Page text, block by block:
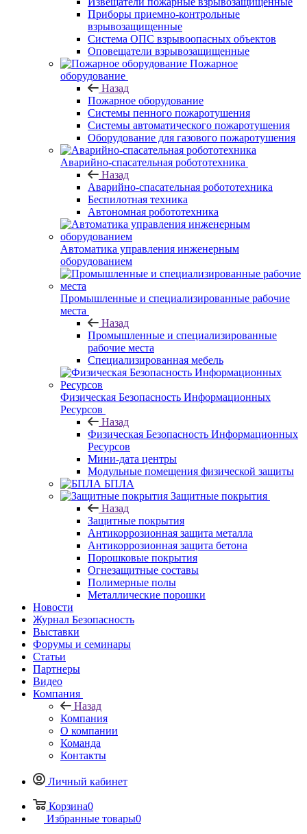
Приборы приемно-контрольные
взрывозащищенные
Система ОПС взрывоопасных объектов
Оповещатели взрывозащищенные
Пожарное
оборудование
Назад
Пожарное оборудование
Системы пенного пожаротушения
Системы автоматического пожаротушения
Оборудование для газового пожаротушения
Аварийно-спасательная робототехника
Назад
Аварийно-спасательная робототехника
Беспилотная техника
Автономная робототехника
Автоматика управления инженерным
оборудованием
Промышленные и специализированные рабочие
места
Назад
Промышленные и специализированные
рабочие места
Специализированная мебель
Физическая Безопасность Информационных
Ресурсов
Назад
Физическая Безопасность Информационных
Ресурсов
Мини-дата центры
Модульные помещения физической защиты
БПЛА
Защитные покрытия
Назад
Защитные покрытия
Антикоррозионная защита металла
Антикоррозионная защита бетона
Порошковые покрытия
Огнезащитные составы
Полимерные полы
Металлические порошки
Новости
Журнал Безопасность
Выставки
Форумы и семинары
Статьи
Партнеры
Видео
Компания
Назад
Компания
О компании
Команда
Контакты
Личный кабинет
Корзина0
Избранные товары0